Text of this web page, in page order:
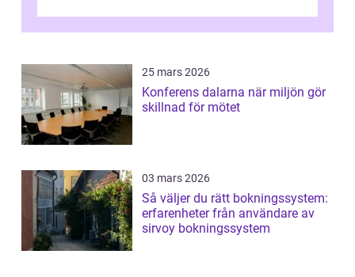
25 mars 2026
Konferens dalarna när miljön gör
skillnad för mötet
03 mars 2026
Så väljer du rätt bokningssystem:
erfarenheter från användare av
sirvoy bokningssystem